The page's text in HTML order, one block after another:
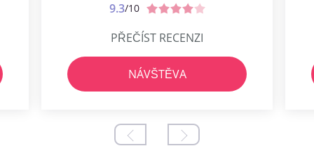
9.3/10
PŘEČÍST RECENZI
NÁVŠTĚVA